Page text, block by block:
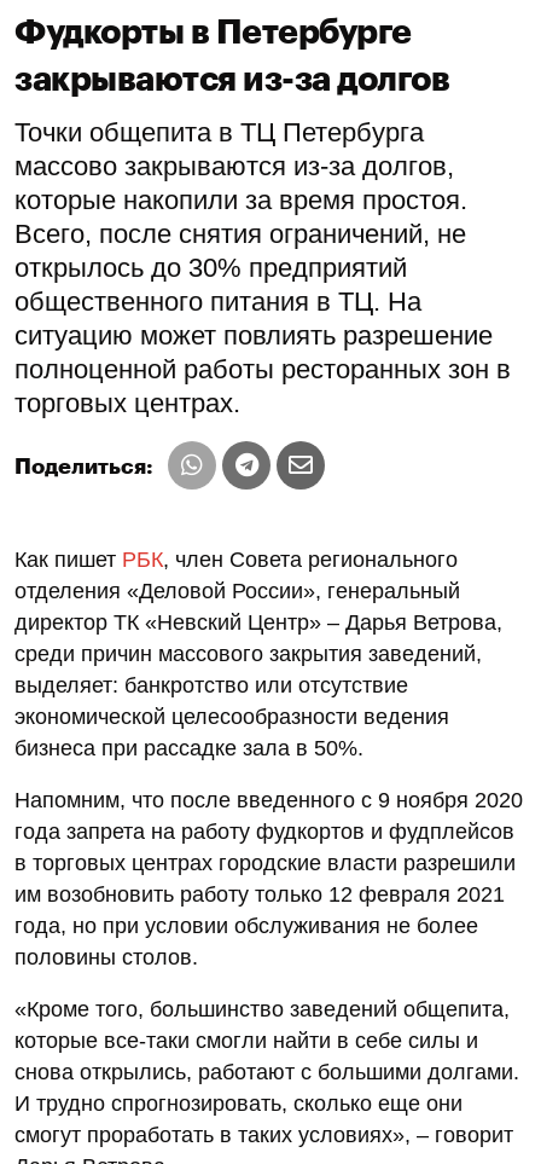
Фудкорты в Петербурге
закрываются из-за долгов
Точки общепита в ТЦ Петербурга
массово закрываются из-за долгов,
которые накопили за время простоя.
Всего, после снятия ограничений, не
открылось до 30% предприятий
общественного питания в ТЦ. На
ситуацию может повлиять разрешение
полноценной работы ресторанных зон в
торговых центрах.
Поделиться:
Как пишет РБК, член Совета регионального
отделения «Деловой России», генеральный
директор ТК «Невский Центр» – Дарья Ветрова,
среди причин массового закрытия заведений,
выделяет: банкротство или отсутствие
экономической целесообразности ведения
бизнеса при рассадке зала в 50%.
Напомним, что после введенного с 9 ноября 2020
года запрета на работу фудкортов и фудплейсов
в торговых центрах городские власти разрешили
им возобновить работу только 12 февраля 2021
года, но при условии обслуживания не более
половины столов.
«Кроме того, большинство заведений общепита,
которые все-таки смогли найти в себе силы и
снова открылись, работают с большими долгами.
И трудно спрогнозировать, сколько еще они
смогут проработать в таких условиях», – говорит